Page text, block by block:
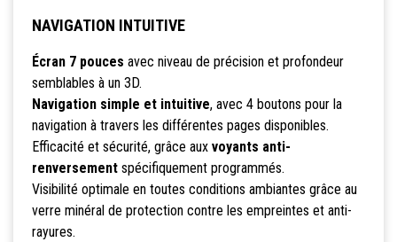
NAVIGATION INTUITIVE
Écran 7 pouces avec niveau de précision et profondeur
semblables à un 3D.
Navigation simple et intuitive, avec 4 boutons pour la
navigation à travers les différentes pages disponibles.
Efficacité et sécurité, grâce aux voyants anti-
renversementspécifiquement programmés.
Visibilité optimale en toutes conditions ambiantes grâce au
verre minéral de protection contre les empreintes et anti-
rayures.